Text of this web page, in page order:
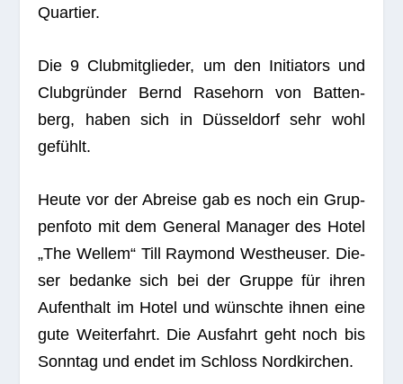
Quartier.
Die 9 Club­mit­glie­der, um den Initia­tors und
Club­grün­der Bernd Rase­horn von Bat­ten­
berg, haben sich in Düs­sel­dorf sehr wohl
gefühlt.
Heute vor der Abreise gab es noch ein Grup­
pen­foto mit dem Gene­ral Mana­ger des Hotel
„The Wel­lem“ Till Ray­mond Westheu­ser. Die­
ser bedanke sich bei der Gruppe für ihren
Auf­ent­halt im Hotel und wünschte ihnen eine
gute Wei­ter­fahrt. Die Aus­fahrt geht noch bis
Sonn­tag und endet im Schloss Nordkirchen.